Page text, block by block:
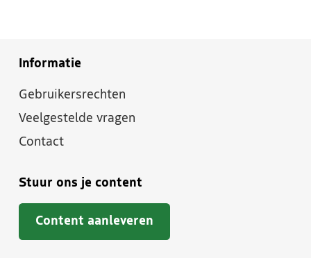
Informatie
Gebruikersrechten
Veelgestelde vragen
Contact
Stuur ons je content
Content aanleveren